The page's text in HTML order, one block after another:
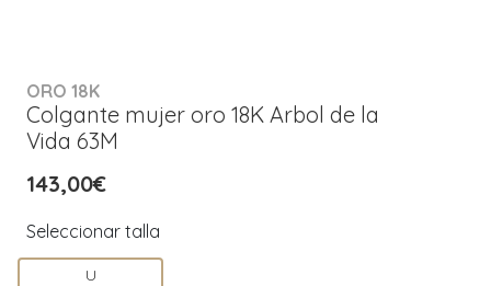
ORO 18K
Colgante mujer oro 18K Arbol de la
Vida 63M
143,00€
Seleccionar talla
U